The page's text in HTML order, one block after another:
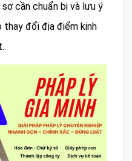
cần chuẩn bị và lưu ý
thay đổi địa điểm kinh